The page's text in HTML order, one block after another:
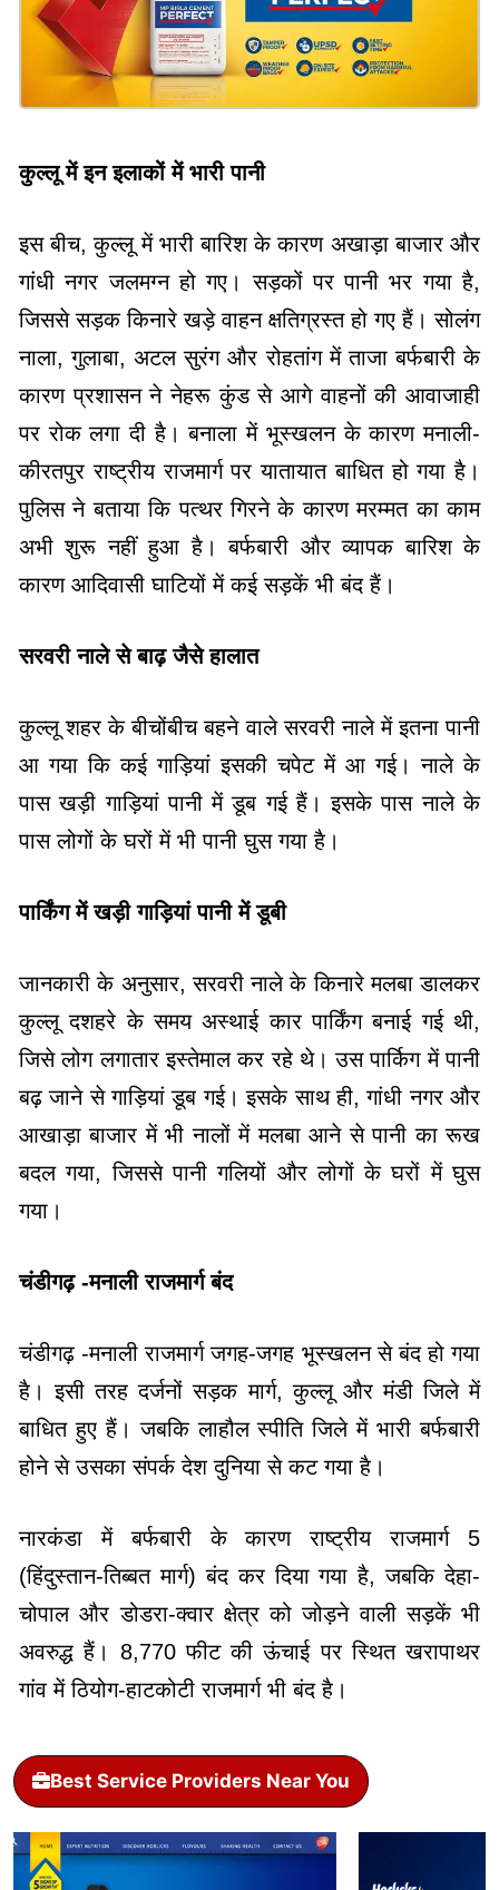
कुल्लू में इन इलाकों में भारी पानी
इस बीच, कुल्लू में भारी बारिश के कारण अखाड़ा बाजार और
गांधी नगर जलमग्न हो गए। सड़कों पर पानी भर गया है,
जिससे सड़क किनारे खड़े वाहन क्षतिग्रस्त हो गए हैं। सोलंग
नाला, गुलाबा, अटल सुरंग और रोहतांग में ताजा बर्फबारी के
कारण प्रशासन ने नेहरू कुंड से आगे वाहनों की आवाजाही
पर रोक लगा दी है। बनाला में भूस्खलन के कारण मनाली-
कीरतपुर राष्ट्रीय राजमार्ग पर यातायात बाधित हो गया है।
पुलिस ने बताया कि पत्थर गिरने के कारण मरम्मत का काम
अभी शुरू नहीं हुआ है। बर्फबारी और व्यापक बारिश के
कारण आदिवासी घाटियों में कई सड़कें भी बंद हैं।
सरवरी नाले से बाढ़ जैसे हालात
कुल्लू शहर के बीचोंबीच बहने वाले सरवरी नाले में इतना पानी
आ गया कि कई गाड़ियां इसकी चपेट में आ गई। नाले के
पास खड़ी गाड़ियां पानी में डूब गई हैं। इसके पास नाले के
पास लोगों के घरों में भी पानी घुस गया है।
पार्किंग में खड़ी गाड़ियां पानी में डूबी
जानकारी के अनुसार, सरवरी नाले के किनारे मलबा डालकर
कुल्लू दशहरे के समय अस्थाई कार पार्किंग बनाई गई थी,
जिसे लोग लगातार इस्तेमाल कर रहे थे। उस पार्किग में पानी
बढ़ जाने से गाड़ियां डूब गई। इसके साथ ही, गांधी नगर और
आखाड़ा बाजार में भी नालों में मलबा आने से पानी का रूख
बदल गया, जिससे पानी गलियों और लोगों के घरों में घुस
गया।
चंडीगढ़ -मनाली राजमार्ग बंद
चंडीगढ़ -मनाली राजमार्ग जगह-जगह भूस्खलन से बंद हो गया
है। इसी तरह दर्जनों सड़क मार्ग, कुल्लू और मंडी जिले में
बाधित हुए हैं। जबकि लाहौल स्पीति जिले में भारी बर्फबारी
होने से उसका संपर्क देश दुनिया से कट गया है।
नारकंडा में बर्फबारी के कारण राष्ट्रीय राजमार्ग 5
(हिंदुस्तान-तिब्बत मार्ग) बंद कर दिया गया है, जबकि देहा-
चोपाल और डोडरा-क्वार क्षेत्र को जोड़ने वाली सड़कें भी
अवरुद्ध हैं। 8,770 फीट की ऊंचाई पर स्थित खरापाथर
गांव में ठियोग-हाटकोटी राजमार्ग भी बंद है।
Best Service Providers Near You